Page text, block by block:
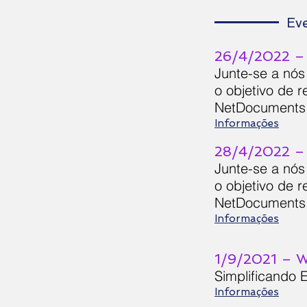
26/4/2022 –
Junte-se a
o objetivo de
Informações
28/4/2022 –
Junte-se a
o objetivo de
Informações
1/9/2021 –
Simplificando
Informações